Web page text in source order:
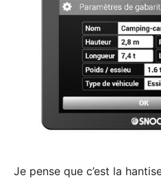
Je pense que c’est la